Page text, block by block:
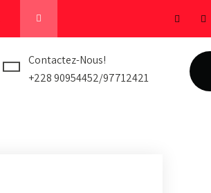
Contactez-Nous!
+228 90954452/97712421